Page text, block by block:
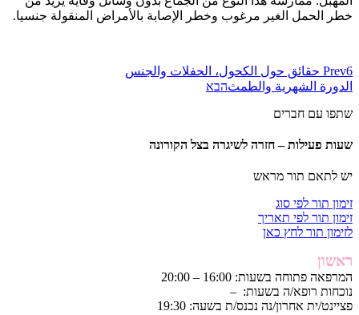
خطر الحمل الغير مرغوب وخطر الإصابة بالأمراض المنقولة جنسيا.
Prev6 حقائق حول الكحول، الحفلات والجنس
الدورة الشهرية والطمثהבא
שתפו עם חברים
שעות פעילות – חזרה לשיגרה בצל הקורונה
יש לתאם תור מראש
זימון תור לפי סוג
זימון תור לפי תאריך
לזימון תור לחץ כאן
ראשון
המרפאה פתוחה בשעות: 16:00 – 20:00
נוכחות רופא/ה בשעות: –
פציינט/ית אחרון/נה נכנס/ת בשעה: 19:30